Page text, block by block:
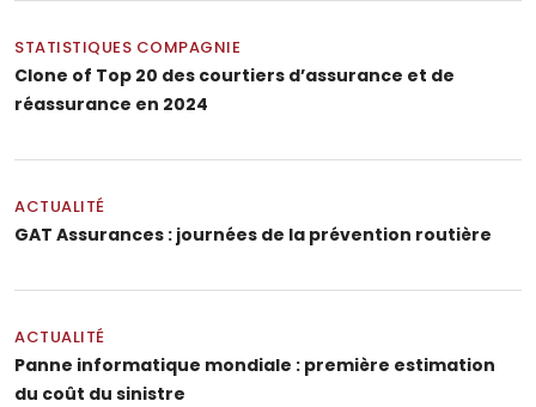
STATISTIQUES COMPAGNIE
Clone of Top 20 des courtiers d’assurance et de
réassurance en 2024
ACTUALITÉ
GAT Assurances : journées de la prévention routière
ACTUALITÉ
Panne informatique mondiale : première estimation
du coût du sinistre